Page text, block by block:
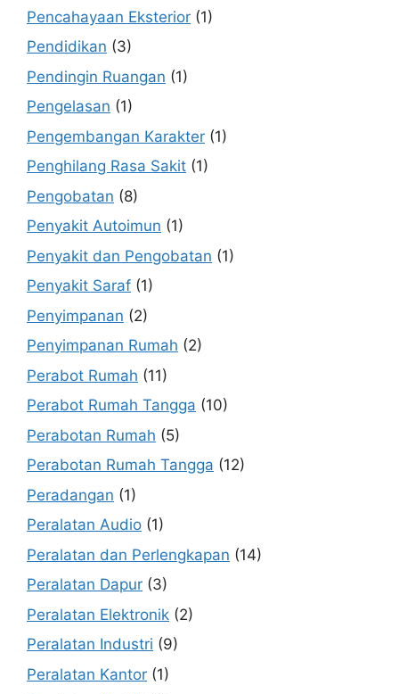
Pencahayaan Eksterior (1)
Pendidikan (3)
Pendingin Ruangan (1)
Pengelasan (1)
Pengembangan Karakter (1)
Penghilang Rasa Sakit (1)
Pengobatan (8)
Penyakit Autoimun (1)
Penyakit dan Pengobatan (1)
Penyakit Saraf (1)
Penyimpanan (2)
Penyimpanan Rumah (2)
Perabot Rumah (11)
Perabot Rumah Tangga (10)
Perabotan Rumah (5)
Perabotan Rumah Tangga (12)
Peradangan (1)
Peralatan Audio (1)
Peralatan dan Perlengkapan (14)
Peralatan Dapur (3)
Peralatan Elektronik (2)
Peralatan Industri (9)
Peralatan Kantor (1)